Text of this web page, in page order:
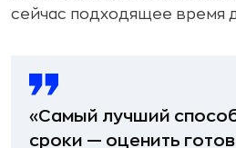
сейчас подходящее время
«Самый лучший
сроки — оценить